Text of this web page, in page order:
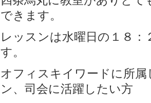
できます。
レッスンは水曜日の１８：
す。
オフィスキイワードに所
ン、司会に活躍したい方